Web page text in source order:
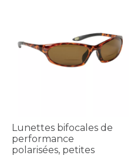
Lunettes bifocales de
performance
polarisées, petites